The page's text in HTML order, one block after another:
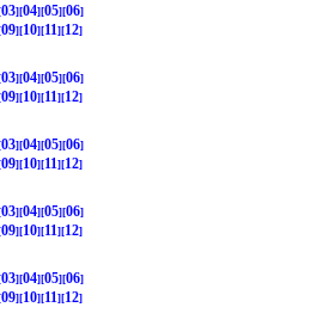
03 04 05 06
09 10 11
12
03 04 05 06
09 10 11
12
03 04 05 06
09 10 11
12
03 04 05 06
09 10 11
12
03 04 05 06
09 10 11
12